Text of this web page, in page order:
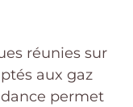
réunies sur
aux gaz
permet